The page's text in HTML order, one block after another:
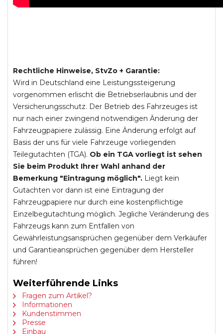
Rechtliche Hinweise, StvZo + Garantie:
Wird in Deutschland eine Leistungssteigerung
vorgenommen erlischt die Betriebserlaubnis und der
Versicherungsschutz. Der Betrieb des Fahrzeuges ist
nur nach einer zwingend notwendigen Änderung der
Fahrzeugpapiere zulässig. Eine Änderung erfolgt auf
Basis der uns für viele Fahrzeuge vorliegenden
Teilegutachten (TGA). Ob ein TGA vorliegt ist sehen
Sie beim Produkt Ihrer Wahl anhand der
Bemerkung "Eintragung möglich". Liegt kein
Gutachten vor dann ist eine Eintragung der
Fahrzeugpapiere nur durch eine kostenpflichtige
Einzelbegutachtung möglich. Jegliche Veränderung des
Fahrzeugs kann zum Entfallen von
Gewährleistungsansprüchen gegenüber dem Verkäufer
und Garantieansprüchen gegenüber dem Hersteller
führen!
Weiterführende Links
Fragen zum Artikel?
Informationen
Kundenstimmen
Presse
Einbau